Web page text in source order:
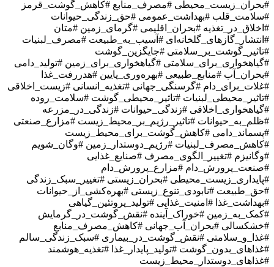
#بحران_زیست_محیطی #مصرف_منابع #کاهش_گوشت_قرمز
#سلامت_قلب #بهداشت_عمومی #حق_زندگی_حیوانات
#اخلاق_در_تغذیه #بحران_اقلیمی #گرمای_زمین #متان
#انتشار_گازهای_گلخانه‌ای #آسیب_به_طبیعت #مصرف_لبنیات
#تاثیر_گوشت_بر_سلامتی #جایگزین_گوشت
#گیاهخواری_برای_سلامتی #گیاهخواری_برای_زمین #تولید_دامی
#بحران_آب #منابع_طبیعی #بهره‌وری_پایین #هدررفت_غذا
#غلات_برای_دام #گرسنگی_جهانی #تغذیه_انسانی #زیست_اخلاقی
#تاثیر_محیطی_لبنیات #تاثیر_محیطی_گوشت #سلامت_روده
#گیاهخواری_اخلاقی #زندگی_حیوانات #زندگی_در_مزرعه
#ظلم_به_حیوانات #تاثیر_رژیم_بر_محیط_زیست #مزارع_صنعتی
#پسماند_دامی #کاهش_گوشت_برای_محیط_زیست
#کاهش_مصرف_لبنیات #رژیم_دوستدار_زمین #وگان_شویم
#وگانیزم #تغییر_الگوی_مصرف #صنایع_غذایی
#صنعت_پرورش_دام #مزارع_پرورش_دام
#پایداری_زیست_محیطی #بحران_زیستی #تغییر_سبک_زندگی
#حق_طبیعت #نابودی_تنوع_زیستی #بهره‌کشی_از_حیوانات
#بهداشت_غذا #امنیت_غذایی #تولید_پروتئین_گیاهی
#کمک_به_زمین #خوراک_آینده #نقش_گوشت_در_گرمایش
#خشکسالی #بحران_آب_جهانی #کاهش_مصرف_منابع
#غذا_و_سلامتی #نقش_گوشت_در_بیماری #سبک_زندگی_سالم
#غذاهای_بدون_گوشت #تولید_پایدار_غذا #تغذیه_هوشمند
#غذاهای_دوستدار_محیط_زیست